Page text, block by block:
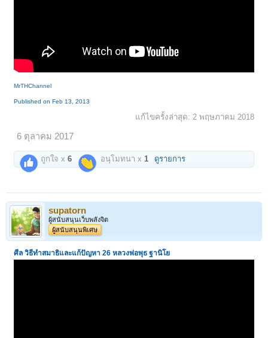
MrTHChannel
Published on Feb 13, 2013
แก้ไขครั้งล่าสุด: 2 พฤษภาคม 2018
6 ตุลาคม 2017
ถูกใจ x6 อนุโมทนา x1 ดูรายการ
supatorn
ผู้สนับสนุนเว็บพลังจิต
ผู้สนับสนุนพิเศษ
ศีล วิธีทำสมาธิและแก้ปัญหา 26หลวงพ่อพุธ ฐานิโย